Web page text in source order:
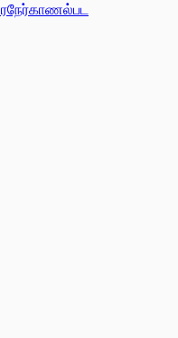
நேர்காணல்பட